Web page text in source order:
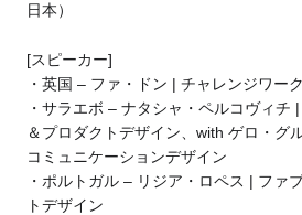
日本）
[スピーカー]
・英国 – ファ・ドン | チャレンジワー
・サラエボ – ナタシャ・ペルコヴィチ
＆プロダクトデザイン、with ゲロ・
コミュニケーションデザイン
・ポルトガル – リジア・ロペス | ファ
トデザイン